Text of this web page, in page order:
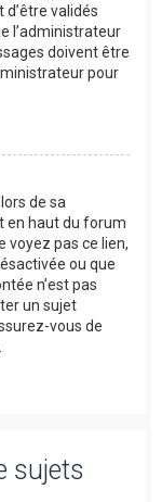
validés
l’administrateur
doivent être
pour
de sa
en haut du forum
voyez pas ce lien,
ou que
n’est pas
un sujet
vous de
sujets